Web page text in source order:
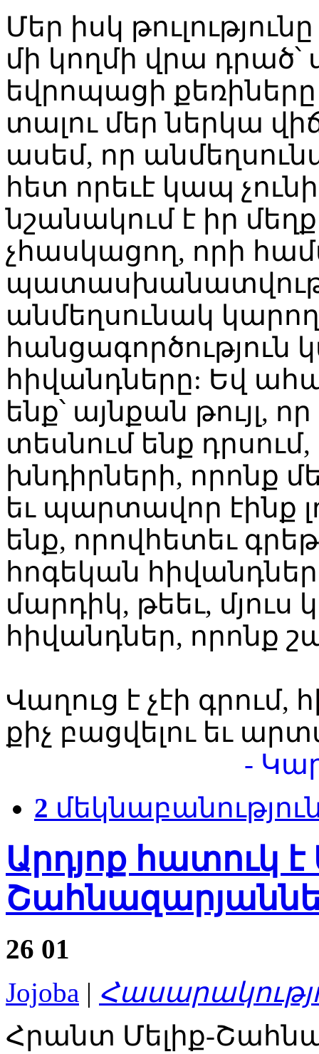
Մեր իսկ
մի կողմի վրա դրած՝
եվրոպացի
տալու մեր ներկա
ասեմ, որ
հետ որեւէ կապ
նշանակում է իր
չհասկացող, որի
անմեղսունակ կարող
հիվանդները: Եվ ահա
ենք՝ այնքան թույլ,
տեսնում ենք
խնդիրների, որոնք
եւ պարտավոր էինք
ենք, որովհետեւ
հոգեկան
մարդիկ, թեեւ,
հիվանդներ, որոնք
Վաղուց է չէի
քիչ բացվելու եւ
-
2
Արդյոք հատուկ է
26 01
Jojoba |
Հրանտ Մելիք-